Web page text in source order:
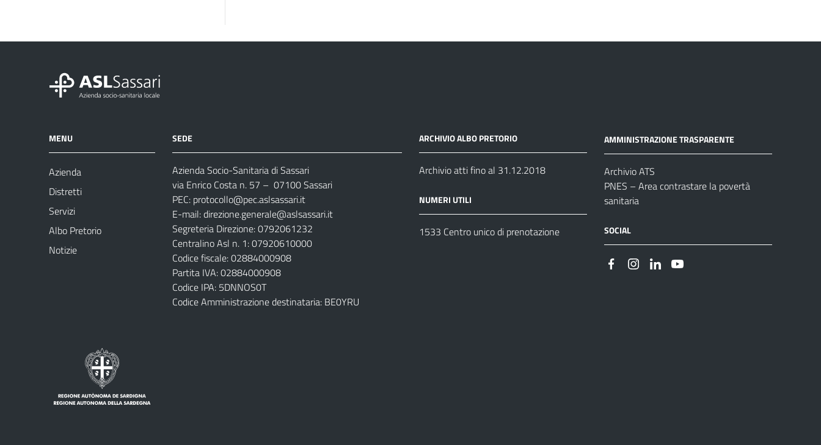
MENU
Azienda
Distretti
Servizi
Albo Pretorio
Notizie
SEDE
Azienda Socio-Sanitaria di Sassari
via Enrico Costa n. 57 – 07100 Sassari
PEC: protocollo@pec.aslsassari.it
E-mail:direzione.generale@aslsassari.it
Segreteria Direzione: 0792061232
Centralino Asl n. 1: 07920610000
Codice fiscale: 02884000908
Partita IVA: 02884000908
Codice IPA: 5DNNOS0T
Codice Amministrazione destinataria: BE0YRU
ARCHIVIO ALBO PRETORIO
Archivio atti fino al 31.12.2018
NUMERI UTILI
1533 Centro unico di prenotazione
AMMINISTRAZIONE TRASPARENTE
Archivio ATS
PNES – Area contrastare la povertà
sanitaria
SOCIAL